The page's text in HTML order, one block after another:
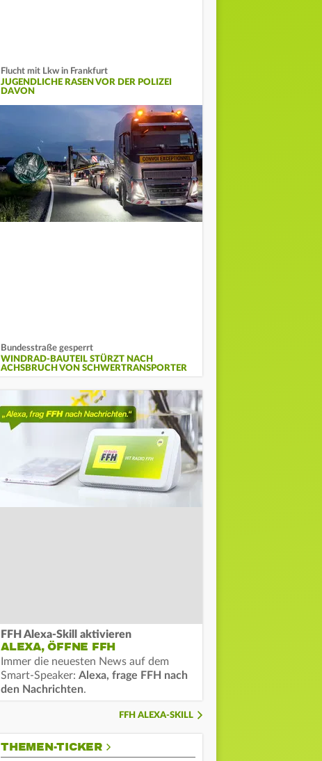
Flucht mit Lkw in Frankfurt
JUGENDLICHE RASEN VOR DER POLIZEI
DAVON
Bundesstraße gesperrt
WINDRAD-BAUTEIL STÜRZT NACH
ACHSBRUCH VON SCHWERTRANSPORTER
FFH Alexa-Skill aktivieren
ALEXA, ÖFFNE FFH
Immer die neuesten News auf dem
Smart-Speaker: Alexa, frage FFH nach
den Nachrichten.
FFH ALEXA-SKILL
THEMEN-TICKER